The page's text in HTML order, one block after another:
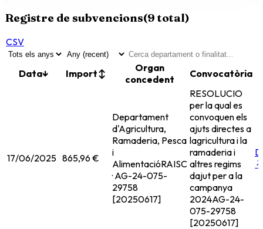
Registre de subvencions(9 total)
CSV
Data↓ Import↕
Organ
concedent
Convocatòria
17/06/2025 865,96 €
Departament
d'Agricultura,
Ramaderia, Pesca
i
AlimentacióRAISC
· AG-24-075-
29758
[20250617]
RESOLUCIO
per la qual es
convoquen els
ajuts directes a
lagricultura i la
ramaderia i
altres regims
dajut per a la
campanya
2024AG-24-
075-29758
[20250617]
↗